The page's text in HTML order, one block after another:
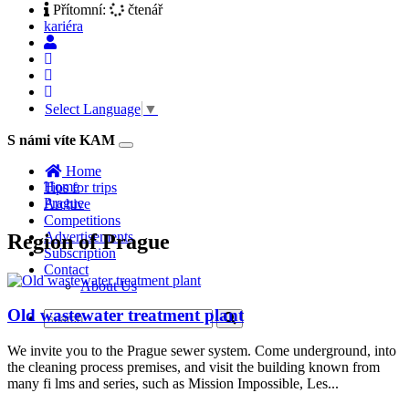
Přítomní:
čtenář
kariéra
Select Language ▼
S námi víte KAM
Toggle
Home
Tips for trips
Archive
Competitions
Advertisements
Subscription
Contact
About Us
Home
Prague
Region of Prague
Old wastewater treatment plant
We invite you to the Prague sewer system. Come underground, into
the cleaning process premises, and visit the building known from
many fi lms and series, such as Mission Impossible, Les...